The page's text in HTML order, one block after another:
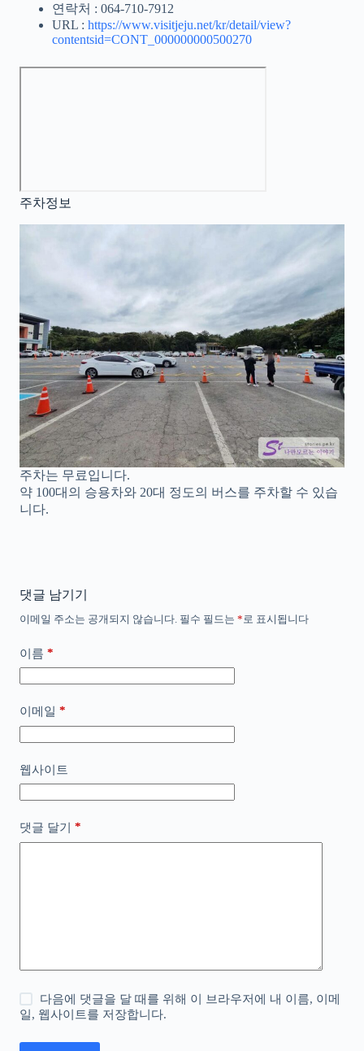
연락처 : 064-710-7912
URL : https://www.visitjeju.net/kr/detail/view?
contentsid=CONT_000000000500270
주차정보
주차는 무료입니다.
약 100대의 승용차와 20대 정도의 버스를 주차할 수 있습
니다.
댓글 남기기
이메일 주소는 공개되지 않습니다. 필수 필드는 * 로 표시됩니다
이름 *
이메일 *
웹사이트
댓글 달기 *
다음에 댓글을 달 때를 위해 이 브라우저에 내 이름, 이메
일, 웹사이트를 저장합니다.